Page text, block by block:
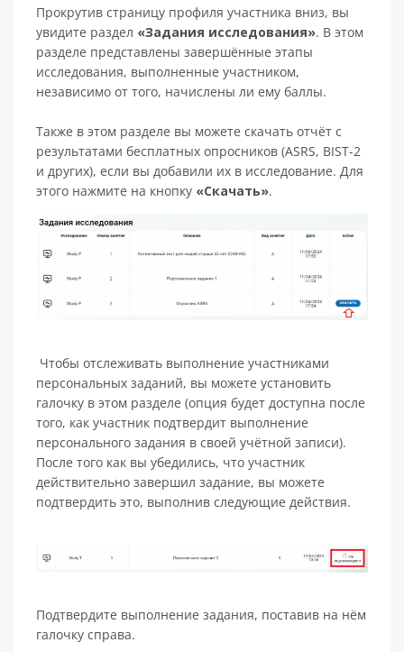
Прокрутив страницу профиля участника вниз, вы
увидите раздел «Задания исследования». В этом
разделе представлены завершённые этапы
исследования, выполненные участником,
независимо от того, начислены ли ему баллы.
Также в этом разделе вы можете скачать отчёт с
результатами бесплатных опросников (ASRS, BIST-2
и других), если вы добавили их в исследование. Для
этого нажмите на кнопку «Скачать».
Чтобы отслеживать выполнение участниками
персональных заданий, вы можете установить
галочку в этом разделе (опция будет доступна после
того, как участник подтвердит выполнение
персонального задания в своей учётной записи).
После того как вы убедились, что участник
действительно завершил задание, вы можете
подтвердить это, выполнив следующие действия.
Подтвердите выполнение задания, поставив на нём
галочку справа.